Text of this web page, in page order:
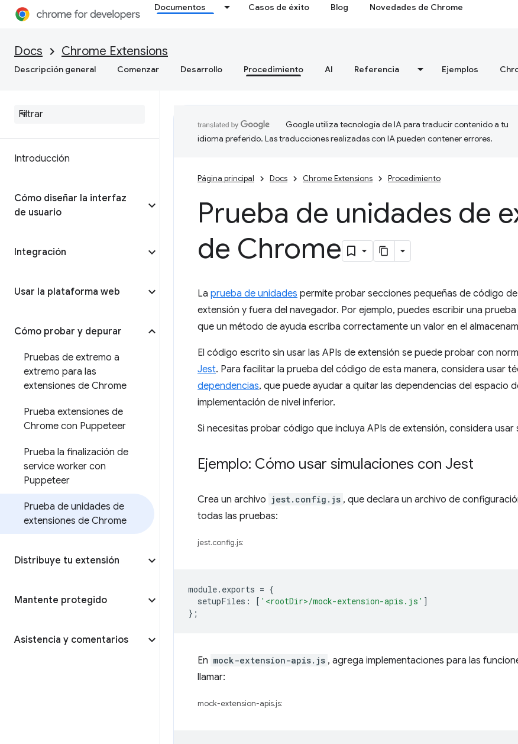
Documentos Casos de éxito Blog Novedades de Chrome
Docs Chrome Extensions
Descripción general Comenzar Desarrollo Procedimiento AI Referencia Ejemplos
Introducción
Cómo diseñar la interfaz
de usuario
Integración
Usar la plataforma web
Cómo probar y depurar
Pruebas de extremo a
extremo para las
extensiones de Chrome
Prueba extensiones de
Chrome con Puppeteer
Prueba la finalización de
service worker con
Puppeteer
Prueba de unidades de
extensiones de Chrome
Distribuye tu extensión
Mantente protegido
Asistencia y comentarios
Google utiliza tecnología de IA para traducir contenido a tu
idioma preferido. Las traducciones realizadas con IA pueden contener errores.
Página principal Docs Chrome Extensions Procedimiento
Prueba de unidades de
de Chrome
La prueba de unidades permite probar secciones pequeñas de código
extensión y fuera del navegador. Por ejemplo, puedes escribir una
que un método de ayuda escriba correctamente un valor en el
El código escrito sin usar las APIs de extensión se puede probar con
Jest. Para facilitar la prueba del código de esta manera, considera usar
dependencias, que puede ayudar a quitar las dependencias del espacio
implementación de nivel inferior.
Si necesitas probar código que incluya APIs de extensión, considera usar
Ejemplo: Cómo usar simulaciones con Jest
Crea un archivo jest.config.js , que declara un archivo de
todas las pruebas:
jest.config.js:
module. exports = {
setupFiles : [ '<rootDir>/mock-extension-apis.js' ]
};
En mock-extension-apis.js , agrega implementaciones para las
llamar:
mock-extension-apis.js: